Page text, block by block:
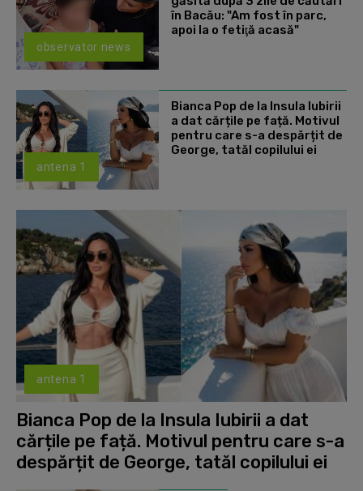
observator news
în Bacău: "Am fost în parc,
apoi la o fetiţă acasă"
antena 1
Bianca Pop de la Insula Iubirii
a dat cărțile pe față. Motivul
pentru care s-a despărțit de
George, tatăl copilului ei
antena 1
Bianca Pop de la Insula Iubirii a dat
cărțile pe față. Motivul pentru care s-a
despărțit de George, tatăl copilului ei